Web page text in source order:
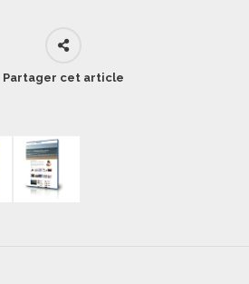
Partager cet article